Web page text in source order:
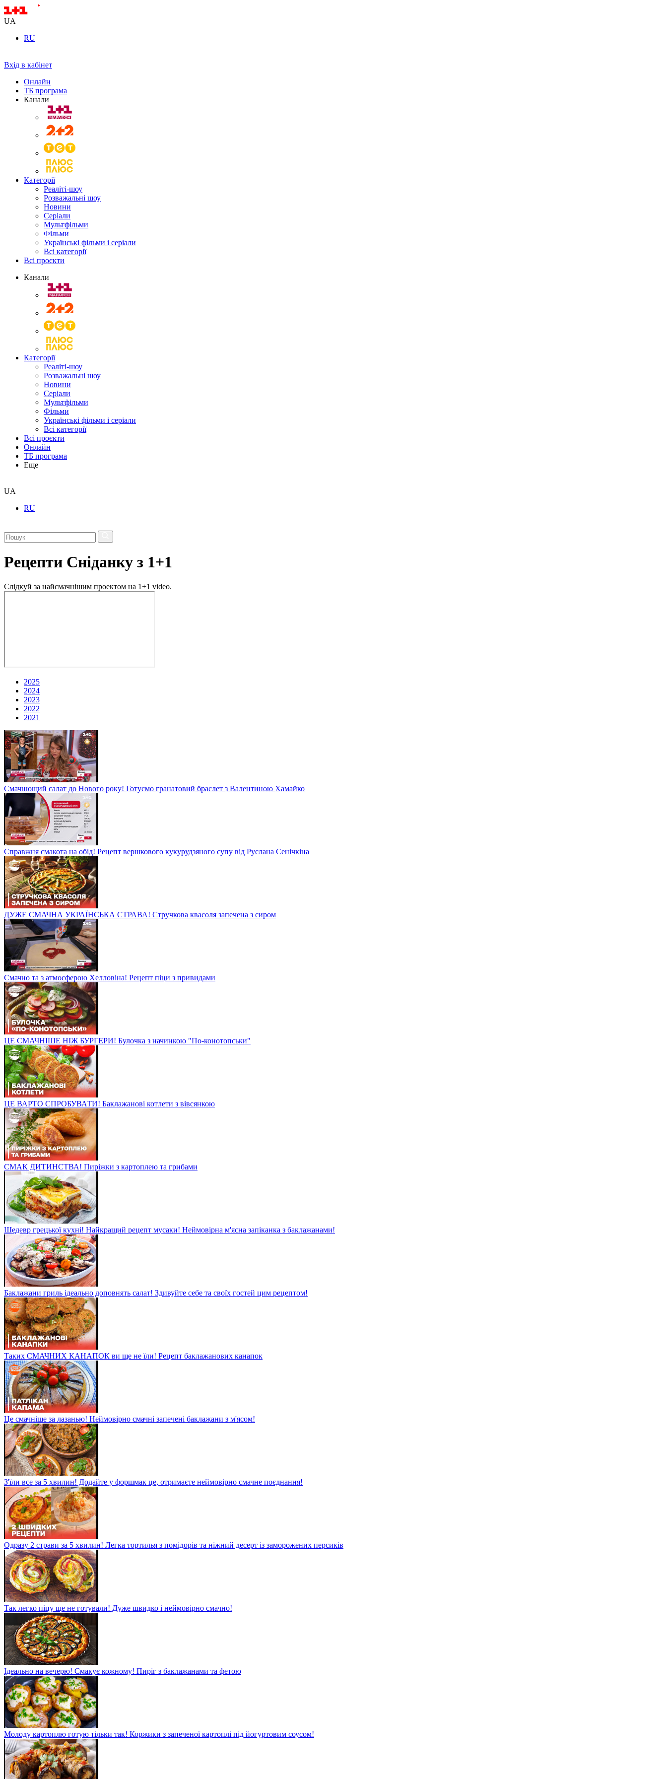
UA
RU
Вхід в кабінет
Онлайн
ТБ програма
Канали
Категорії
Реаліті-шоу
Розважальні шоу
Новини
Серіали
Мультфільми
Фільми
Українські фільми і серіали
Всі категорії
Всі проєкти
Канали
Категорії
Реаліті-шоу
Розважальні шоу
Новини
Серіали
Мультфільми
Фільми
Українські фільми і серіали
Всі категорії
Всі проєкти
Онлайн
ТБ програма
Еще
UA
RU
Рецепти Сніданку з 1+1
Слідкуй за найсмачнішим проектом на 1+1 video.
2025
2024
2023
2022
2021
Смачнющий салат до Нового року! Готуємо гранатовий браслет з Валентиною Хамайко
Справжня смакота на обід! Рецепт вершкового кукурудзяного супу від Руслана Сенічкіна
ДУЖЕ СМАЧНА УКРАЇНСЬКА СТРАВА! Стручкова квасоля запечена з сиром
Смачно та з атмосферою Хелловіна! Рецепт піци з привидами
ЦЕ СМАЧНІШЕ НІЖ БУРГЕРИ! Булочка з начинкою "По-конотопськи"
ЦЕ ВАРТО СПРОБУВАТИ! Баклажанові котлети з вівсянкою
СМАК ДИТИНСТВА! Пиріжки з картоплею та грибами
Шедевр грецької кухні! Найкращий рецепт мусаки! Неймовірна м'ясна запіканка з баклажанами!
Баклажани гриль ідеально доповнять салат! Здивуйте себе та своїх гостей цим рецептом!
Таких СМАЧНИХ КАНАПОК ви ще не їли! Рецепт баклажанових канапок
Це смачніше за лазанью! Неймовірно смачні запечені баклажани з м'ясом!
З'їли все за 5 хвилин! Додайте у форшмак це, отримаєте неймовірно смачне поєднання!
Одразу 2 страви за 5 хвилин! Легка тортилья з помідорів та ніжний десерт із заморожених персиків
Так легко піцу ще не готували! Дуже швидко і неймовірно смачно!
Ідеально на вечерю! Смакує кожному! Пиріг з баклажанами та фетою
Молоду картоплю готую тільки так! Коржики з запеченої картоплі під йогуртовим соусом!